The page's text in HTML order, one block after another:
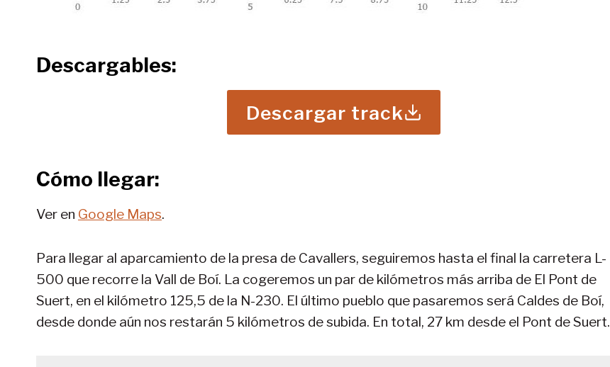
Descargables:
Descargar track
Cómo llegar:
Ver en Google Maps.
Para llegar al aparcamiento de la presa de Cavallers, seguiremos hasta el final la carretera L-
500 que recorre la Vall de Boí. La cogeremos un par de kilómetros más arriba de El Pont de
Suert, en el kilómetro 125,5 de la N-230. El último pueblo que pasaremos será Caldes de Boí,
desde donde aún nos restarán 5 kilómetros de subida. En total, 27 km desde el Pont de Suert.